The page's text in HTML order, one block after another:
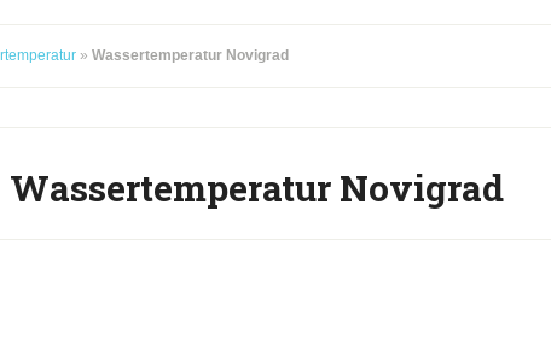
» Wassertemperatur Novigrad
Wassertemperatur Novigrad